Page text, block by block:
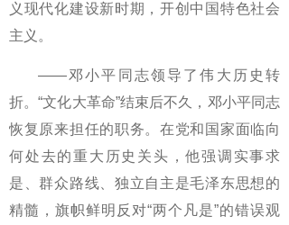
义现代化建设新时期，开创中国特色社会
主义。
——邓小平同志领导了伟大历史转
折。“文化大革命”结束后不久，邓小平同志
恢复原来担任的职务。在党和国家面临向
何处去的重大历史关头，他强调实事求
是、群众路线、独立自主是毛泽东思想的
精髓，旗帜鲜明反对“两个凡是”的错误观